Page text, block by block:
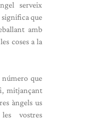
serveix
que
amb
coses a la
número que
mitjançant
àngels us
vostres